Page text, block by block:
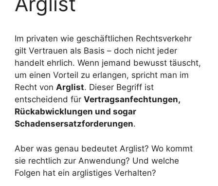
Im privaten wie geschäftlichen Rechtsverkehr
gilt Vertrauen als Basis – doch nicht jeder
handelt ehrlich. Wenn jemand bewusst täuscht,
um einen Vorteil zu erlangen, spricht man im
Recht von Arglist. Dieser Begriff ist
entscheidend für Vertragsanfechtungen,
Rückabwicklungen und sogar
Schadensersatzforderungen.
Aber was genau bedeutet Arglist? Wo kommt
sie rechtlich zur Anwendung? Und welche
Folgen hat ein arglistiges Verhalten?